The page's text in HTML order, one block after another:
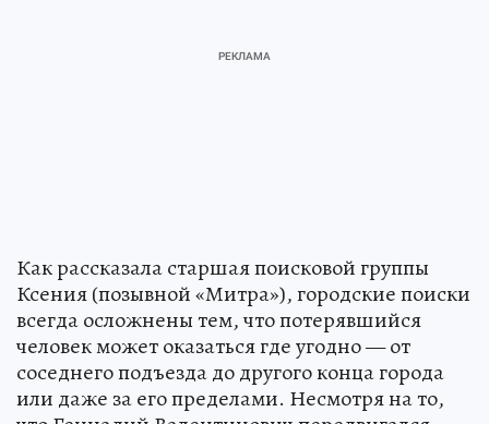
Как рассказала старшая поисковой группы
Ксения (позывной «Митра»), городские поиски
всегда осложнены тем, что потерявшийся
человек может оказаться где угодно — от
соседнего подъезда до другого конца города
или даже за его пределами. Несмотря на то,